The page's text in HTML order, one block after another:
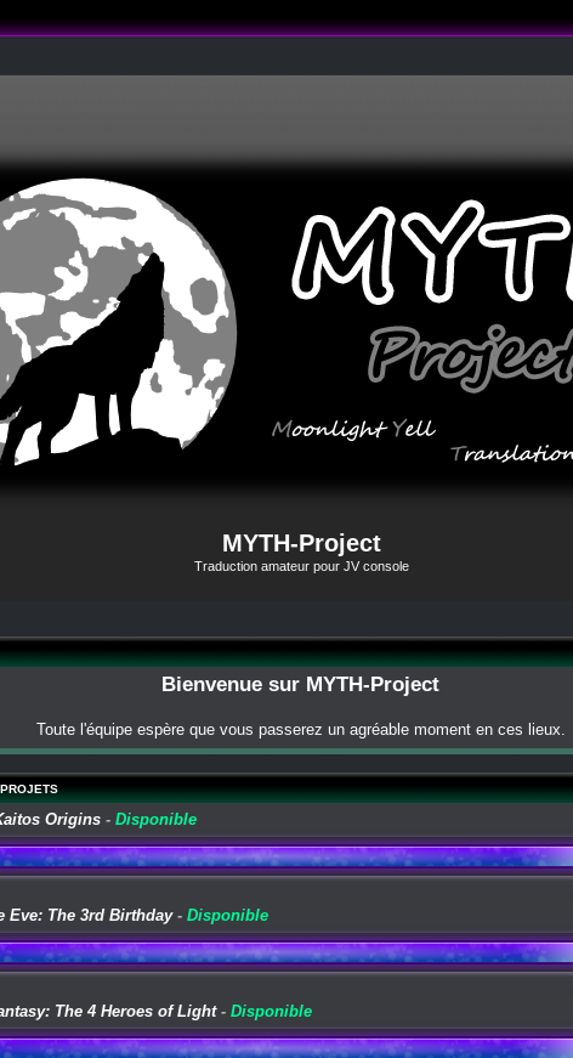
MYTH-Project
Traduction amateur pour JV console
Bienvenue sur MYTH-Project
Toute l'équipe espère que vous passerez un agréable moment en ces lieux.
Origins- Disponible
Eve: The 3rd Birthday- Disponible
The 4 Heroes of Light- Disponible